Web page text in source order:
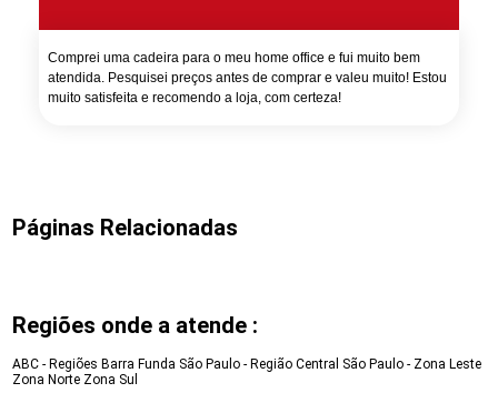
Comprei uma cadeira para o meu home office e fui muito bem
atendida. Pesquisei preços antes de comprar e valeu muito! Estou
muito satisfeita e recomendo a loja, com certeza!
Páginas Relacionadas
Regiões onde a atende :
ABC - Regiões Barra Funda São Paulo - Região Central São Paulo - Zona Leste
Zona Norte Zona Sul